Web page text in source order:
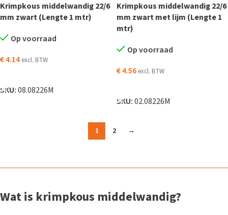
Krimpkous middelwandig 22/6
mm zwart (Lengte 1 mtr)
Op voorraad
€4.14 excl. BTW
SKU:08.08226M
Krimpkous middelwandig 22/6
mm zwart met lijm (Lengte 1
mtr)
Op voorraad
€4.56 excl. BTW
SKU:02.08226M
1 2 →
Wat is krimpkous middelwandig?